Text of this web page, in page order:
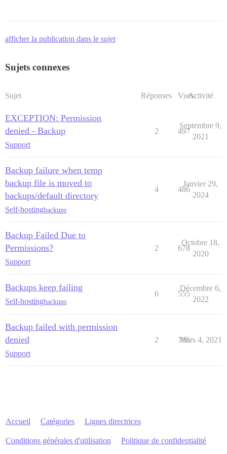
afficher la publication dans le sujet
Sujets connexes
Sujet Réponses VuesActivité
EXCEPTION: Permission
denied - Backup
Support
2 497
Septembre 9,
2021
Backup failure when temp
backup file is moved to
backups/default directory
Self-hostingbackups
4 486
Janvier 29,
2024
Backup Failed Due to
Permissions?
Support
2 678
Octobre 18,
2020
Backups keep failing
Self-hostingbackups
6 555
Décembre 6,
2022
Backup failed with permission
denied
Support
2 786
Mars 4, 2021
Accueil Catégories Lignes directrices
Conditions générales d'utilisation Politique de confidentialité